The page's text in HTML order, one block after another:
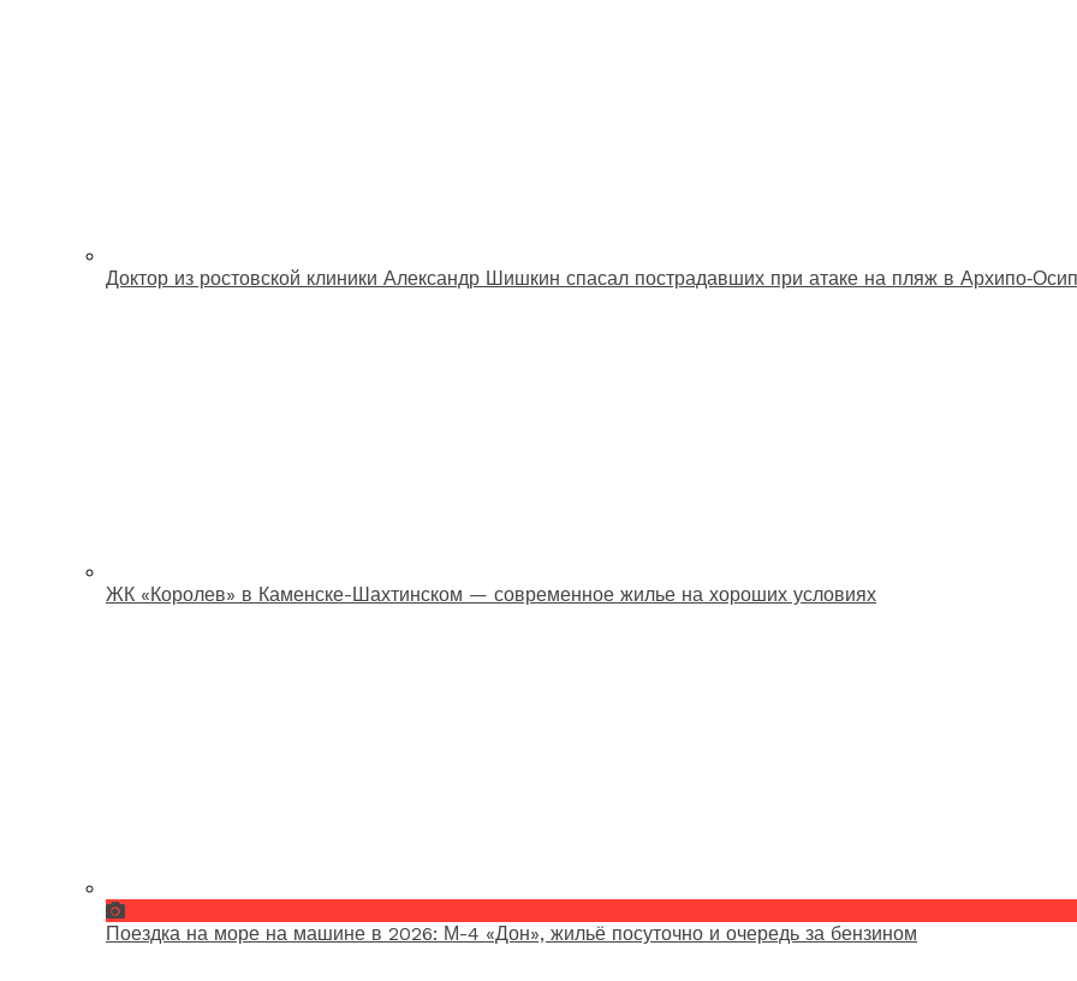
Доктор из ростовской клиники Александр Шишкин спасал пострадавших при атаке на пляж в
ЖК «Королев» в Каменске-Шахтинском — современное жилье на хороших условиях
Поездка на море на машине в 2026: М-4 «Дон», жильё посуточно и очередь за бензином